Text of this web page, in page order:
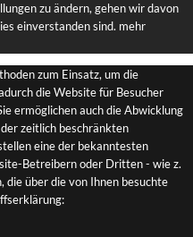
zu ändern, gehen wir davon
einverstanden sind. mehr
zum Einsatz, um die
die Website für Besucher
ermöglichen auch die Abwicklung
zeitlich beschränkten
eine der bekanntesten
Betreibern oder Dritten - wie z.
über die von Ihnen besuchte